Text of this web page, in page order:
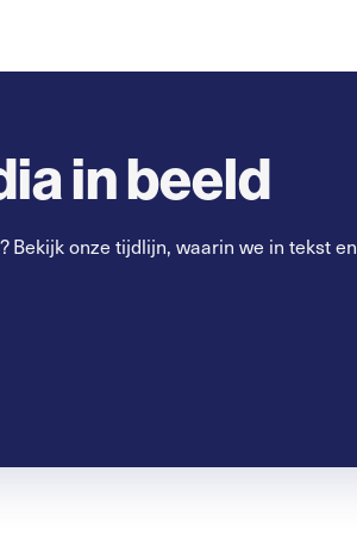
in beeld
onze tijdlijn, waarin we in tekst en